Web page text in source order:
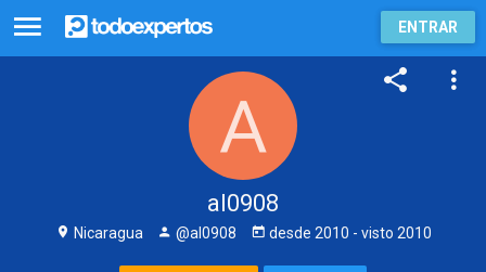
ENTRAR
al0908
Nicaragua @al0908 desde 2010 - visto 2010